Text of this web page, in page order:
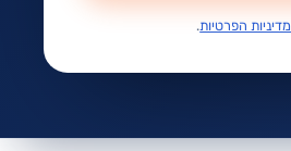
מדיניות הפרטיות.